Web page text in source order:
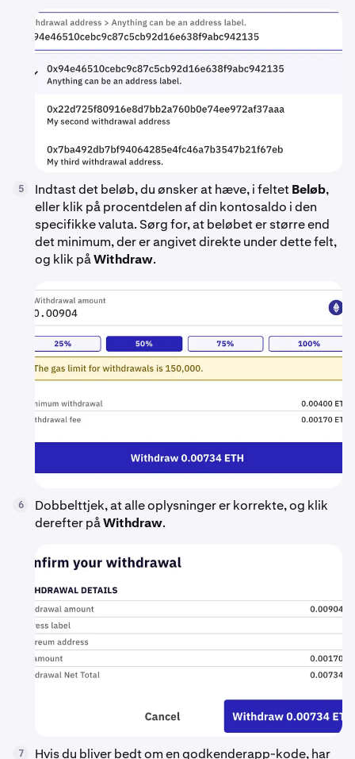
5 Indtast det beløb, du ønsker at hæve, i feltetBeløb,
eller klik på procentdelen af din kontosaldo i den
specifikke valuta. Sørg for, at beløbet er større end
det minimum, der er angivet direkte under dette felt,
og klik påWithdraw.
6
Dobbelttjek, at alle oplysninger er korrekte, og klik
derefter påWithdraw.
7 Hvis du bliver bedt om en godkenderapp-kode, har